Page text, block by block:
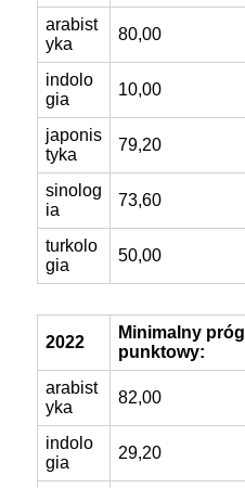
arabist
yka
80,00
indolo
gia
10,00
japonis
tyka
79,20
sinolog
ia
73,60
turkolo
gia
50,00
2022
Minimalny próg
punktowy:
arabist
yka
82,00
indolo
gia
29,20